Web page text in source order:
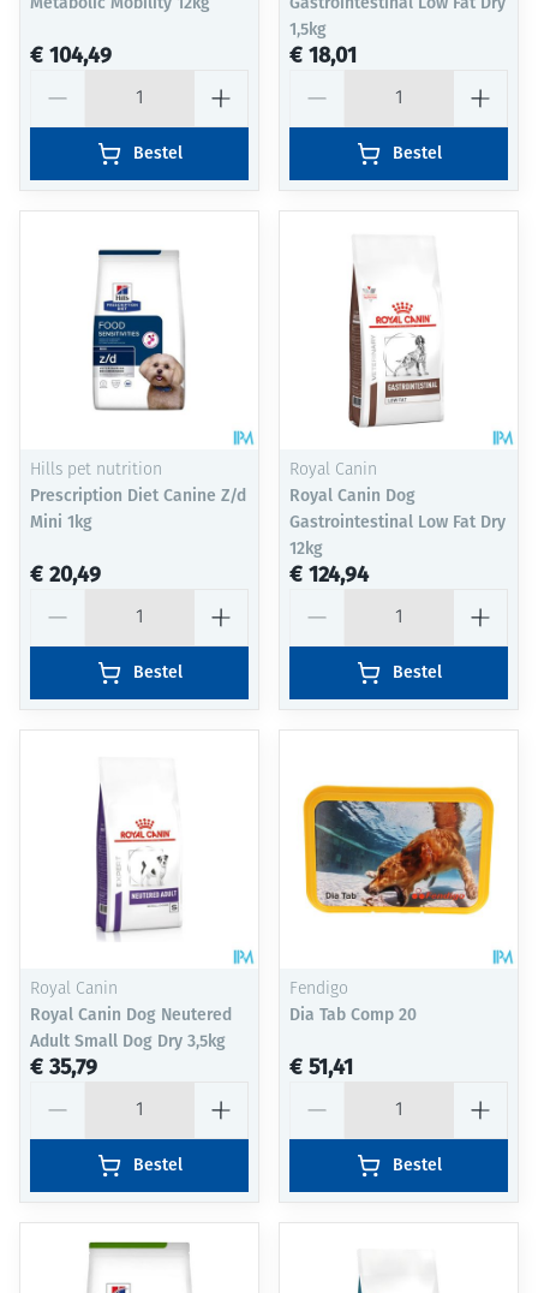
€ 104,49
Bestel
1,5kg
€ 18,01
Bestel
Hills pet nutrition
Prescription Diet Canine Z/d
Mini 1kg
€ 20,49
Bestel
Royal Canin
Royal Canin Dog
Gastrointestinal Low Fat Dry
12kg
€ 124,94
Bestel
Royal Canin
Royal Canin Dog Neutered
Adult Small Dog Dry 3,5kg
€ 35,79
Bestel
Fendigo
Dia Tab Comp 20
€ 51,41
Bestel